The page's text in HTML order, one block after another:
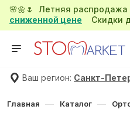
🌸🌼🌷 Летняя распродажа
сниженной цене Скидки
Ваш регион: Санкт-
Главная — Каталог —